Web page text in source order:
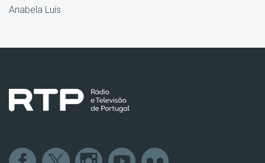
Anabela Luís